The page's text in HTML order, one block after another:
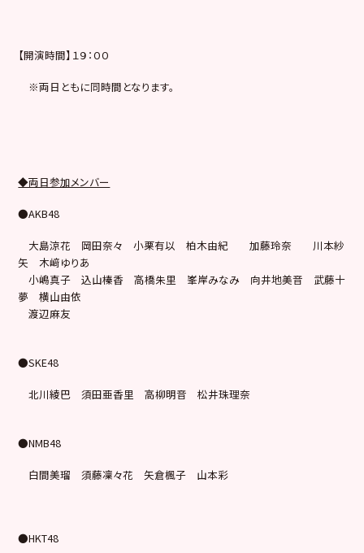
【開演時間】１９：００
※両日ともに同時間となります。
◆両日参加メンバー
●AKB48
大島涼花 岡田奈々 小栗有以 柏木由紀 加藤玲奈 川本紗
矢 木﨑ゆりあ
小嶋真子 込山榛香 高橋朱里 峯岸みなみ 向井地美音 武藤十
夢 横山由依
渡辺麻友
●SKE48
北川綾巴 須田亜香里 高柳明音 松井珠理奈
●NMB48
白間美瑠 須藤凜々花 矢倉楓子 山本彩
●HKT48